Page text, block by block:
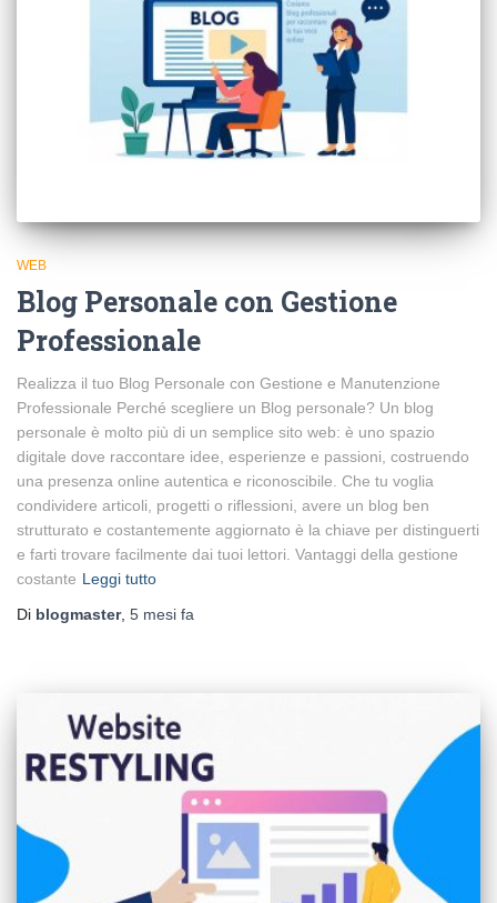
WEB
Blog Personale con Gestione
Professionale
Realizza il tuo Blog Personale con Gestione e Manutenzione
Professionale Perché scegliere un Blog personale? Un blog
personale è molto più di un semplice sito web: è uno spazio
digitale dove raccontare idee, esperienze e passioni, costruendo
una presenza online autentica e riconoscibile. Che tu voglia
condividere articoli, progetti o riflessioni, avere un blog ben
strutturato e costantemente aggiornato è la chiave per distinguerti
e farti trovare facilmente dai tuoi lettori. Vantaggi della gestione
costante Leggi tutto
Di blogmaster, 5 mesi fa